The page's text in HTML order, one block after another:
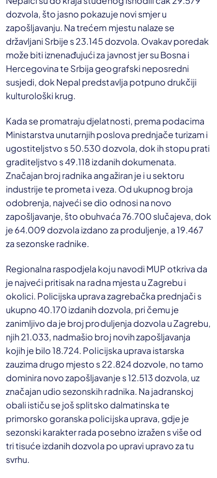
dozvola, što jasno pokazuje novi smjer u
zapošljavanju. Na trećem mjestu nalaze se
državljani Srbije s 23.145 dozvola. Ovakav poredak
može biti iznenađujući za javnost jer su Bosna i
Hercegovina te Srbija geografski neposredni
susjedi, dok Nepal predstavlja potpuno drukčiji
kulturološki krug.
Kada se promatraju djelatnosti, prema podacima
Ministarstva unutarnjih poslova prednjače turizam i
ugostiteljstvo s 50.530 dozvola, dok ih stopu prati
graditeljstvo s 49.118 izdanih dokumenata.
Značajan broj radnika angažiran je i u sektoru
industrije te prometa i veza. Od ukupnog broja
odobrenja, najveći se dio odnosi na novo
zapošljavanje, što obuhvaća 76.700 slučajeva, dok
je 64.009 dozvola izdano za produljenje, a 19.467
za sezonske radnike.
Regionalna raspodjela koju navodi MUP otkriva da
je najveći pritisak na radna mjesta u Zagrebu i
okolici. Policijska uprava zagrebačka prednjači s
ukupno 40.170 izdanih dozvola, pri čemu je
zanimljivo da je broj produljenja dozvola u Zagrebu,
njih 21.033, nadmašio broj novih zapošljavanja
kojih je bilo 18.724. Policijska uprava istarska
zauzima drugo mjesto s 22.824 dozvole, no tamo
dominira novo zapošljavanje s 12.513 dozvola, uz
značajan udio sezonskih radnika. Na jadranskoj
obali ističu se još splitsko dalmatinska te
primorsko goranska policijska uprava, gdje je
sezonski karakter rada posebno izražen s više od
tri tisuće izdanih dozvola po upravi upravo za tu
svrhu.